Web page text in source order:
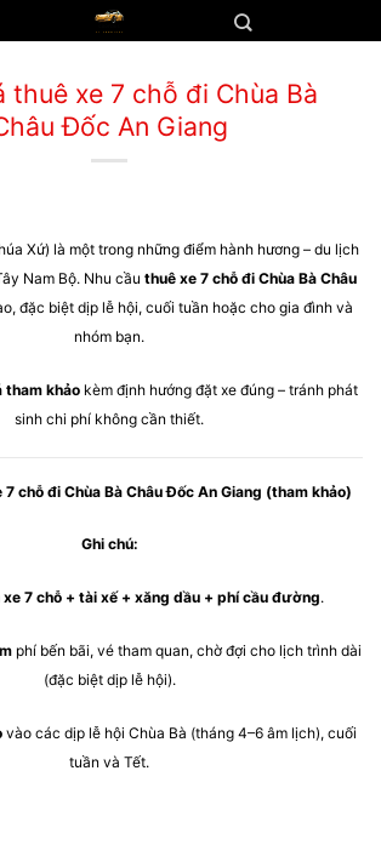
thuê xe 7 chỗ đi Chùa Bà
Đốc An Giang
Xứ) là một trong những điểm hành hương – du lịch
Nam Bộ. Nhu cầu thuê xe 7 chỗ đi Chùa Bà Châu
đặc biệt dịp lễ hội, cuối tuần hoặc cho gia đình và
nhóm bạn.
tham khảo kèm định hướng đặt xe đúng – tránh phát
sinh chi phí không cần thiết.
chỗ đi Chùa Bà Châu Đốc An Giang (tham khảo)
Ghi chú:
xe 7 chỗ + tài xế + xăng dầu + phí cầu đường.
phí bến bãi, vé tham quan, chờ đợi cho lịch trình dài
(đặc biệt dịp lễ hội).
vào các dịp lễ hội Chùa Bà (tháng 4–6 âm lịch), cuối
tuần và Tết.